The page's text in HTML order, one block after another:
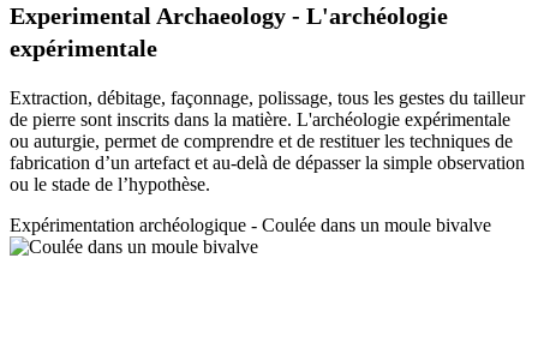
Experimental Archaeology - L'archéologie
expérimentale
Extraction, débitage, façonnage, polissage, tous les gestes du tailleur
de pierre sont inscrits dans la matière. L'archéologie expérimentale
ou auturgie, permet de comprendre et de restituer les techniques de
fabrication d’un artefact et au-delà de dépasser la simple observation
ou le stade de l’hypothèse.
Expérimentation archéologique - Coulée dans un moule bivalve